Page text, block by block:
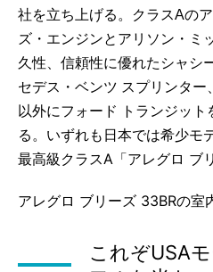
社を立ち上げる。クラスAの
ズ・エンジンとアリソン・ミ
久性、信頼性に優れたシャシ
セデス・ベンツ スプリンタ
以外にフォード トランジッ
る。いずれも日本では希少モ
最高級クラスA「アレグロ ブ
アレグロ ブリーズ 33BRの室
これぞUSA